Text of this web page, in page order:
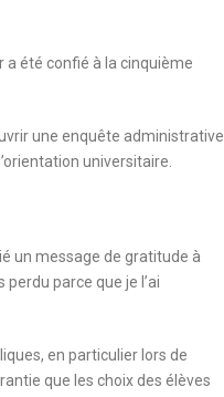
a été confié à la cinquième
une enquête administrative
universitaire.
un message de gratitude à
perdu parce que je l’ai
en particulier lors de
que les choix des élèves